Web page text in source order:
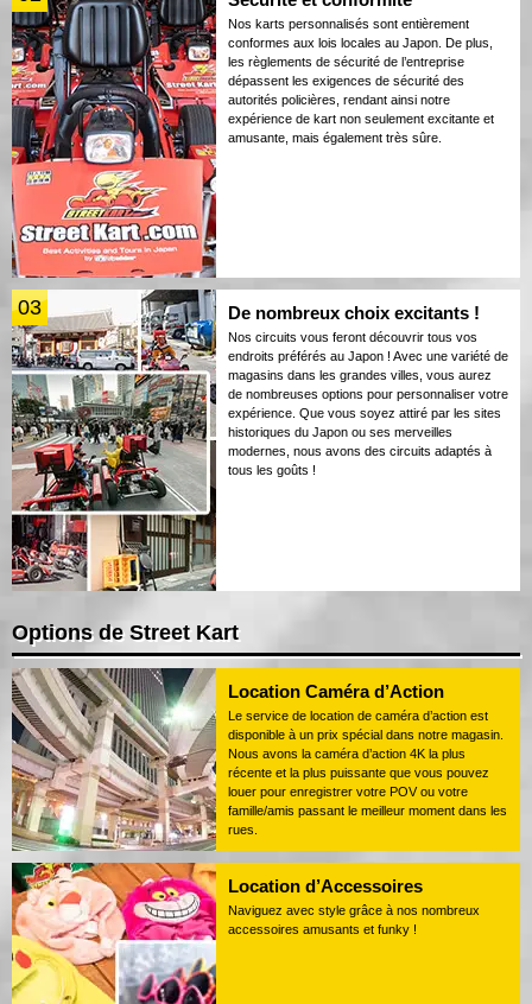
Nos karts personnalisés sont entièrement
conformes aux lois locales au Japon. De plus,
les règlements de sécurité de l’entreprise
dépassent les exigences de sécurité des
autorités policières, rendant ainsi notre
expérience de kart non seulement excitante et
amusante, mais également très sûre.
03 De nombreux choix excitants !
Nos circuits vous feront découvrir tous vos
endroits préférés au Japon ! Avec une variété de
magasins dans les grandes villes, vous aurez
de nombreuses options pour personnaliser votre
expérience. Que vous soyez attiré par les sites
historiques du Japon ou ses merveilles
modernes, nous avons des circuits adaptés à
tous les goûts !
Options de Street Kart
Location Caméra d’Action
Le service de location de caméra d’action est
disponible à un prix spécial dans notre magasin.
Nous avons la caméra d’action 4K la plus
récente et la plus puissante que vous pouvez
louer pour enregistrer votre POV ou votre
famille/amis passant le meilleur moment dans les
rues.
Location d’Accessoires
Naviguez avec style grâce à nos nombreux
accessoires amusants et funky !